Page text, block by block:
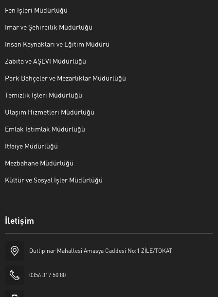
Fen İşleri Müdürlüğü
İmar ve Şehircilik Müdürlüğü
İnsan Kaynakları ve Eğitim Müdürü
Zabıta ve AŞEVİ Müdürlüğü
Park Bahçeler ve Mezarlıklar Müdürlüğü
Temizlik İşleri Müdürlüğü
Ulaşım Hizmetleri Müdürlüğü
Emlak İstimlak Müdürlüğü
İtfaiye Müdürlüğü
Mezbahane Müdürlüğü
Kültür ve Sosyal İşler Müdürlüğü
İletişim
Dutlıpınar Mahallesi Amasya Caddesi No:1 ZİLE/TOKAT
0356 317 50 80